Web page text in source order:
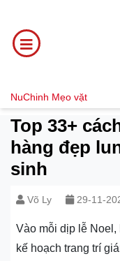
NuChinh Mẹo vặt
Top 33+
hàng đẹp
sinh
Võ Ly 29-11-
Vào mỗi dịp lễ
kế hoạch trang trí